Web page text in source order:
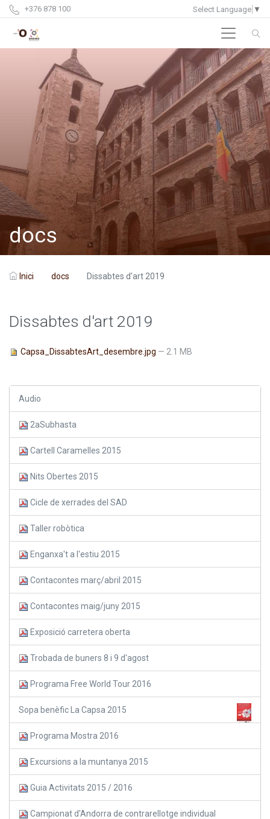
+376 878 100 Select Language ▼
docs
Inici docs Dissabtes d'art 2019
Audio
2aSubhasta
Cartell Caramelles 2015
Nits Obertes 2015
Cicle de xerrades del SAD
Taller robòtica
Enganxa't a l'estiu 2015
Contacontes març/abril 2015
Contacontes maig/juny 2015
Exposició carretera oberta
Trobada de buners 8 i 9 d'agost
Programa Free World Tour 2016
Sopa benèfic La Capsa 2015
Programa Mostra 2016
Excursions a la muntanya 2015
Guia Activitats 2015 / 2016
Campionat d'Andorra de contrarellotge individual
Dissabtes d'art 2019
Capsa_DissabtesArt_desembre.jpg — 2.1 MB